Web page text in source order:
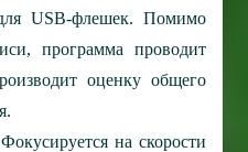
USB-флешек. Помимо
программа проводит
оценку общего
на скорости